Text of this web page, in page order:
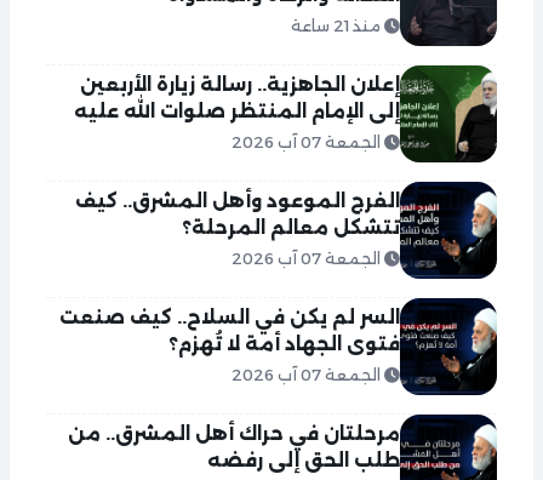
منذ 21 ساعة
إعلان الجاهزية.. رسالة زيارة الأربعين
إلى الإمام المنتظر صلوات الله عليه
الجمعة 07 آب 2026
الفرج الموعود وأهل المشرق.. كيف
تتشكل معالم المرحلة؟
الجمعة 07 آب 2026
السر لم يكن في السلاح.. كيف صنعت
فتوى الجهاد أمة لا تُهزم؟
الجمعة 07 آب 2026
مرحلتان في حراك أهل المشرق.. من
طلب الحق إلى رفضه